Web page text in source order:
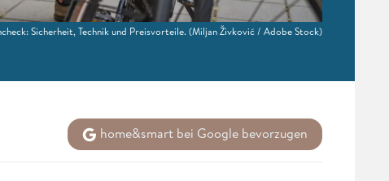
Sicherheit, Technik und Preisvorteile.(Miljan Živković / Adobe Stock)
home&smart bei Google bevorzugen